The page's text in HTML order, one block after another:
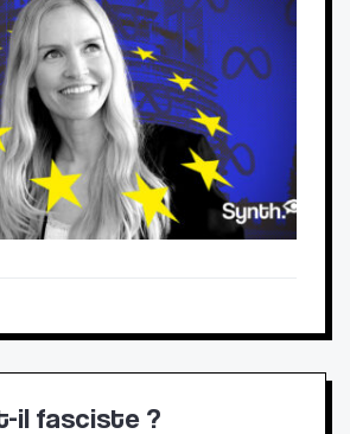
il fasciste ?